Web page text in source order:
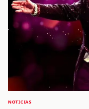
NOTICIAS